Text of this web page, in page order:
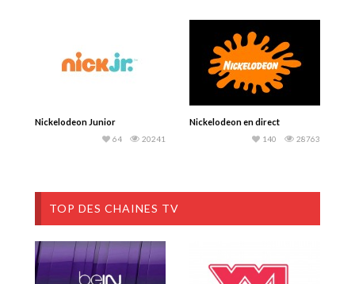
Nickelodeon Junior
20241
64
Nickelodeon en direct
28763
140
TOP DES CHAINES TV